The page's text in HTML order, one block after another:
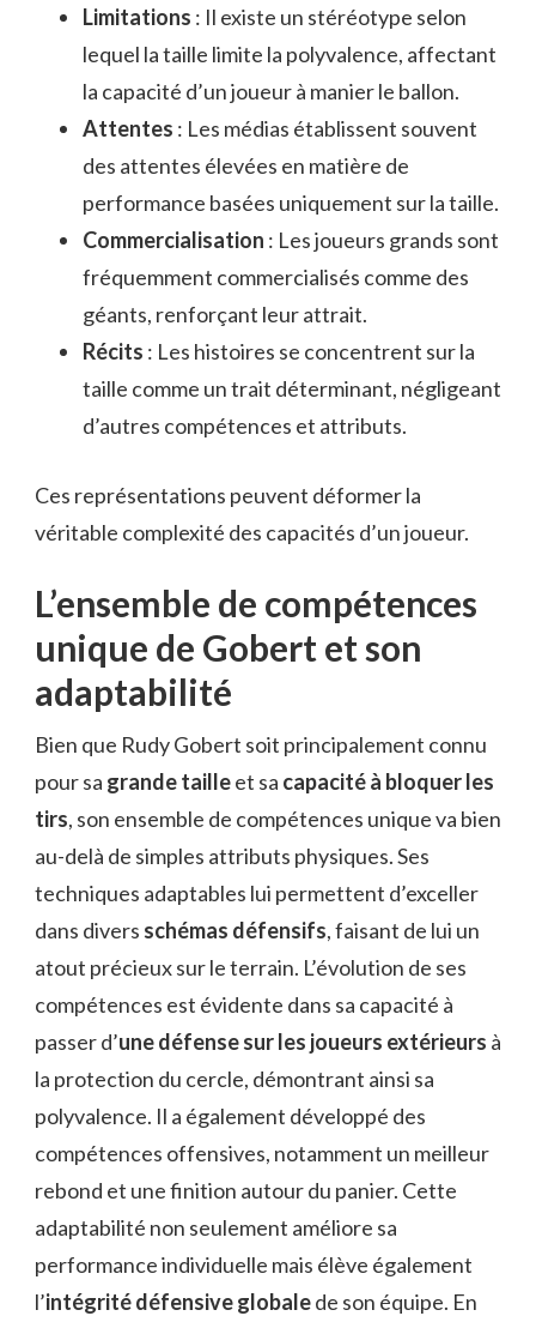
Limitations : Il existe un stéréotype selon
lequel la taille limite la polyvalence, affectant
la capacité d’un joueur à manier le ballon.
Attentes : Les médias établissent souvent
des attentes élevées en matière de
performance basées uniquement sur la taille.
Commercialisation : Les joueurs grands sont
fréquemment commercialisés comme des
géants, renforçant leur attrait.
Récits : Les histoires se concentrent sur la
taille comme un trait déterminant, négligeant
d’autres compétences et attributs.
Ces représentations peuvent déformer la
véritable complexité des capacités d’un joueur.
L’ensemble de compétences
unique de Gobert et son
adaptabilité
Bien que Rudy Gobert soit principalement connu
pour sa grande tailleet sa capacité à bloquer les
tirs, son ensemble de compétences unique va bien
au-delà de simples attributs physiques. Ses
techniques adaptables lui permettent d’exceller
dans divers schémas défensifs, faisant de lui un
atout précieux sur le terrain. L’évolution de ses
compétences est évidente dans sa capacité à
passer d’une défense sur les joueurs extérieurs à
la protection du cercle, démontrant ainsi sa
polyvalence. Il a également développé des
compétences offensives, notamment un meilleur
rebond et une finition autour du panier. Cette
adaptabilité non seulement améliore sa
performance individuelle mais élève également
l’intégrité défensive globalede son équipe. En